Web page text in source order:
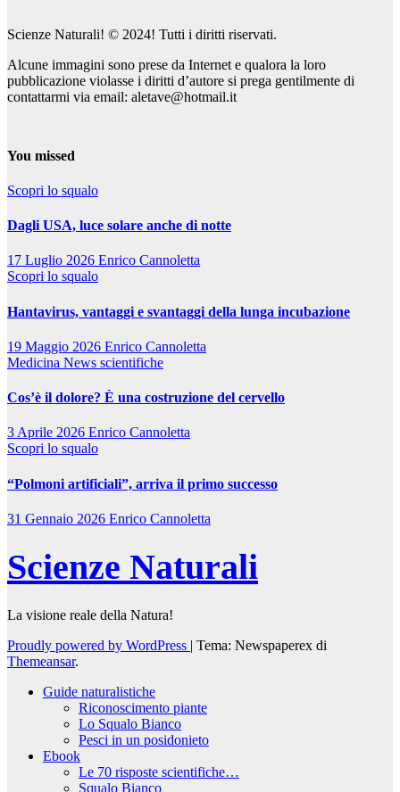
Scienze Naturali! © 2024! Tutti i diritti riservati.
Alcune immagini sono prese da Internet e qualora la loro
pubblicazione violasse i diritti d’autore si prega gentilmente di
contattarmi via email: aletave@hotmail.it
You missed
Scopri lo squalo
Dagli USA, luce solare anche di notte
17 Luglio 2026 Enrico Cannoletta
Scopri lo squalo
Hantavirus, vantaggi e svantaggi della lunga incubazione
19 Maggio 2026 Enrico Cannoletta
Medicina News scientifiche
Cos’è il dolore? È una costruzione del cervello
3 Aprile 2026 Enrico Cannoletta
Scopri lo squalo
“Polmoni artificiali”, arriva il primo successo
31 Gennaio 2026 Enrico Cannoletta
Scienze Naturali
La visione reale della Natura!
Proudly powered by WordPress | Tema: Newspaperex di
Themeansar.
Guide naturalistiche
Riconoscimento piante
Lo Squalo Bianco
Pesci in un posidonieto
Ebook
Le 70 risposte scientifiche…
Squalo Bianco